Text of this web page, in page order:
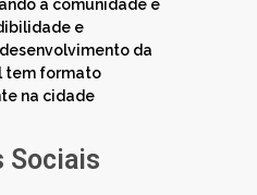
a comunidade e
e
da
tem formato
na cidade
Sociais